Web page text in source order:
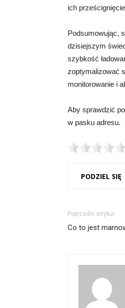
ich
Podsumowując,
dzisiejszym
szybkość
zoptymalizować
monitorowanie i
Aby sprawdzić
w pasku adresu.
PODZIEL SIĘ
Poprzedni artykuł
Co to jest